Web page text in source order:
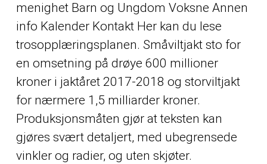
menighet Barn og Ungdom Voksne Annen
info Kalender Kontakt Her kan du lese
trosopplæringsplanen. Småviltjakt sto for
en omsetning på drøye 600 millioner
kroner i jaktåret 2017-2018 og storviltjakt
for nærmere 1,5 milliarder kroner.
Produksjonsmåten gjør at teksten kan
gjøres svært detaljert, med ubegrensede
vinkler og radier, og uten skjøter.